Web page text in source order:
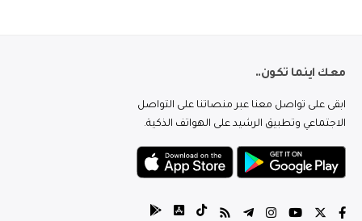
معك اينما تكون..
ابقى على تواصل معنا عبر منصاتنا على التواصل
الاجتماعي وتطبيق الرشيد على الهواتف الذكية.